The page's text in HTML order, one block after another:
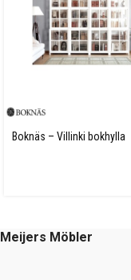
Boknäs – Villinki bokhylla
Meijers Möbler